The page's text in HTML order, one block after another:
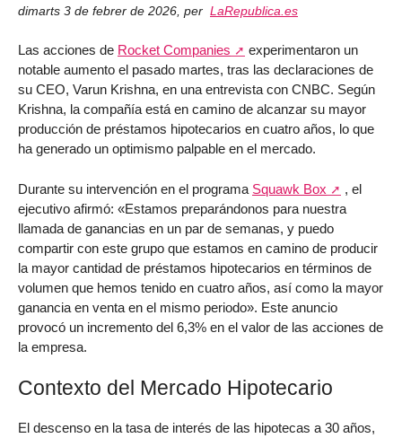
dimarts 3 de febrer de 2026 per LaRepublica.es
Las acciones de Rocket Companies
experimentaron un
notable aumento el pasado martes, tras las declaraciones de
su CEO, Varun Krishna, en una entrevista con CNBC. Según
Krishna, la compañía está en camino de alcanzar su mayor
producción de préstamos hipotecarios en cuatro años, lo que
ha generado un optimismo palpable en el mercado.
Durante su intervención en el programa Squawk Box
, el
ejecutivo afirmó: «Estamos preparándonos para nuestra
llamada de ganancias en un par de semanas, y puedo
compartir con este grupo que estamos en camino de producir
la mayor cantidad de préstamos hipotecarios en términos de
volumen que hemos tenido en cuatro años, así como la mayor
ganancia en venta en el mismo periodo». Este anuncio
provocó un incremento del 6,3% en el valor de las acciones de
la empresa.
Contexto del Mercado Hipotecario
El descenso en la tasa de interés de las hipotecas a 30 años,